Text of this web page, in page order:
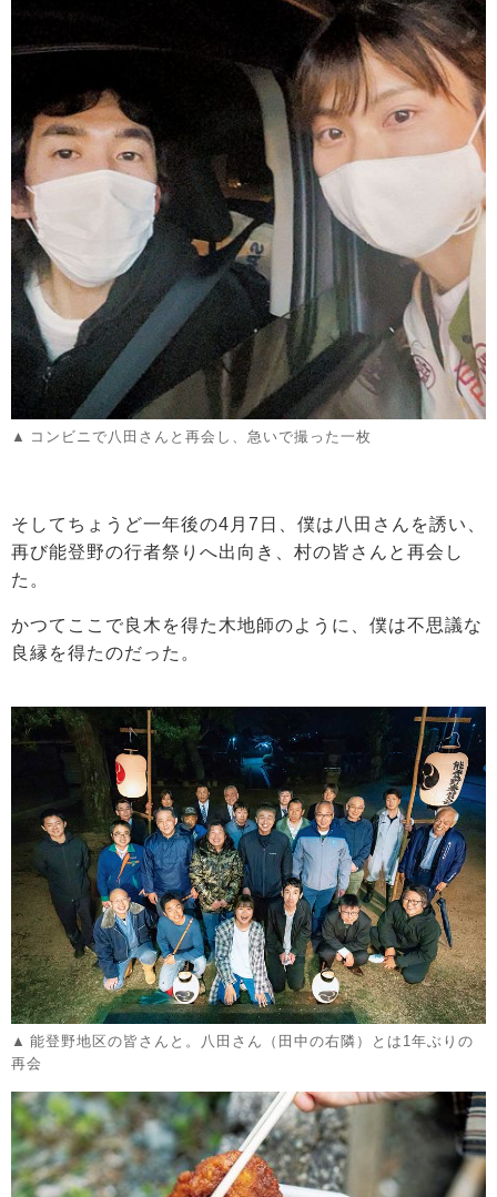
コンビニで八田さんと再会し、急いで撮った一枚
そしてちょうど一年後の4月7日、僕は八田さんを誘い、
再び能登野の行者祭りへ出向き、村の皆さんと再会し
た。
かつてここで良木を得た木地師のように、僕は不思議な
良縁を得たのだった。
能登野地区の皆さんと。八田さん（田中の右隣）とは1年ぶりの
再会